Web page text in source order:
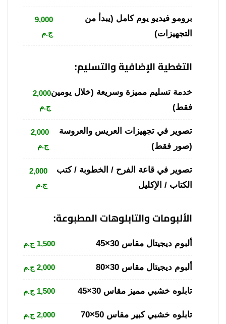
برومو فيديو يوم كامل (يبدأ من
التجهيزات)
9,000
ج.م
التغطية الإضافية والتسليم:
خدمة تسليم مميزة وسريعة (خلال يومين
فقط)
2,000
ج.م
تصوير في تجهيزات العريس والعروسة
(صور فقط)
2,000
ج.م
تصوير في قاعة الفرح / الخطوبة / كتب
الكتاب / الإكليل
2,000
ج.م
الألبومات والتابلوهات المطبوعة:
ألبوم ديجيتال مقاس 30×45 1,500 ج.م
ألبوم ديجيتال مقاس 30×80 2,000 ج.م
تابلوه خشبي مميز مقاس 30×45 1,500 ج.م
تابلوه خشبي كبير مقاس 50×70 2,000 ج.م